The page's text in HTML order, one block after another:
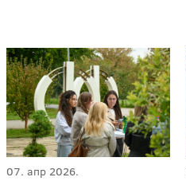
07. апр 2026.